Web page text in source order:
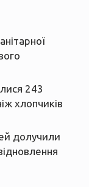
243
хлопчиків
долучили